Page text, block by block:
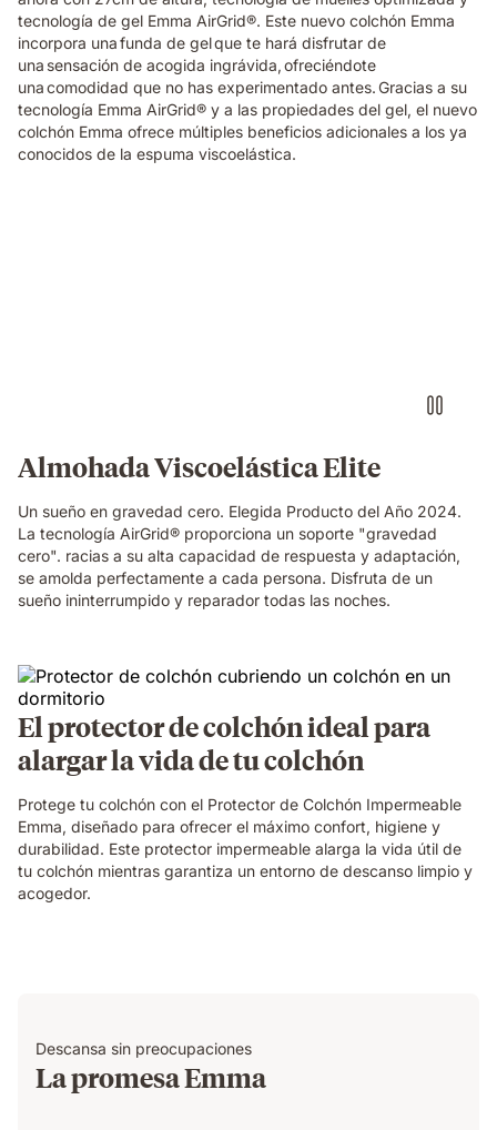
tecnología de gel Emma AirGrid®. Este nuevo colchón Emma
incorpora una funda de gel que te hará disfrutar de
una sensación de acogida ingrávida, ofreciéndote
una comodidad que no has experimentado antes. Gracias a su
tecnología Emma AirGrid® y a las propiedades del gel, el nuevo
colchón Emma ofrece múltiples beneficios adicionales a los ya
conocidos de la espuma viscoelástica.
dormir
Almohada Viscoelástica Elite
Un sueño en gravedad cero. Elegida Producto del Año 2024.
La tecnología AirGrid® proporciona un soporte "gravedad
cero". racias a su alta capacidad de respuesta y adaptación,
se amolda perfectamente a cada persona. Disfruta de un
sueño ininterrumpido y reparador todas las noches.
El protector de colchón ideal para
alargar la vida de tu colchón
Protege tu colchón con el Protector de Colchón Impermeable
Emma, diseñado para ofrecer el máximo confort, higiene y
durabilidad. Este protector impermeable alarga la vida útil de
tu colchón mientras garantiza un entorno de descanso limpio y
acogedor.
Descansa sin preocupaciones
La promesa Emma